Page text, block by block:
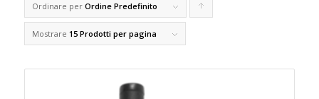
Ordinare per Ordine Predefinito
i
Mostrare 15 Prodotti per pagina